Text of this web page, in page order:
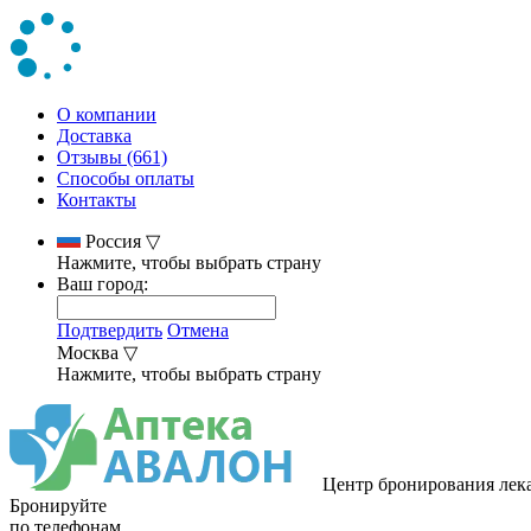
О компании
Доставка
Отзывы (661)
Способы оплаты
Контакты
Россия ▽
Нажмите, чтобы выбрать страну
Ваш город:
Подтвердить Отмена
Москва ▽
Нажмите, чтобы выбрать страну
Центр бронирования
Бронируйте
по телефонам